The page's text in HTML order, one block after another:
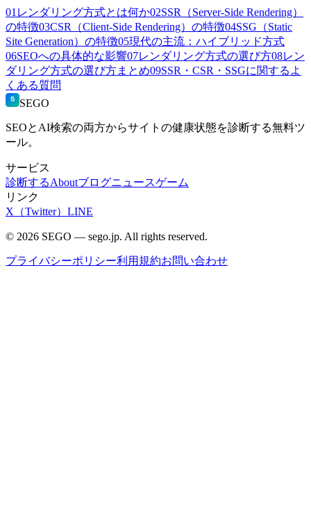
01 レンダリング方式とは何か02SSR（Server-Side Rendering）
の特徴03CSR（Client-Side Rendering）の特徴04SSG（Static
Site Generation）の特徴05現代の主流：ハイブリッド方式
06SEOへの具体的な影響07レンダリング方式の選び方08レン
ダリング方式の選び方まとめ09SSR・CSR・SSGに関するよ
くある質問
S SEGO
SEOとAI検索の両方からサイトの健康状態を診断する無料ツ
ール。
サービス
診断するAboutブログニュースゲーム
リンク
X（Twitter） LINE
© 2026 SEGO — sego.jp. All rights reserved.
プライバシーポリシー利用規約お問い合わせ